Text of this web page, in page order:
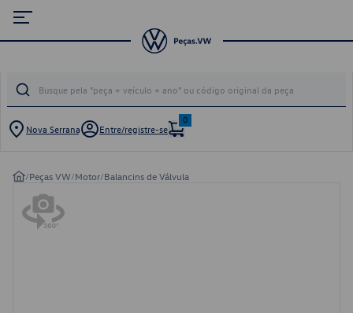
Nova Serrana Entre/registre-se
0
/Peças VW/Motor/Balancins de Válvula